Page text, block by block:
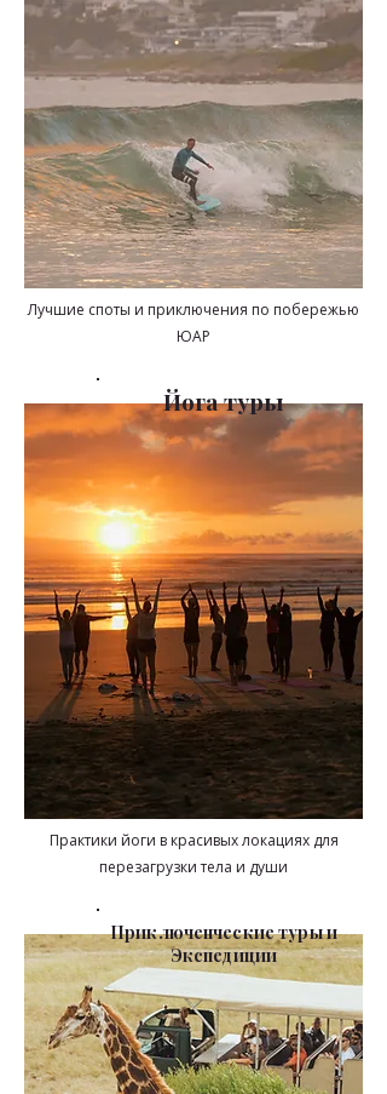
Лучшие споты и приключения по побережью
ЮАР
Йога туры
Практики йоги в красивых локациях для
перезагрузки тела и души
Приключенческие туры и
Экспедиции